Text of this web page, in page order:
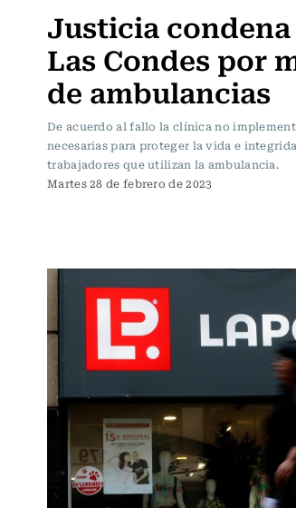
Justicia
Las Condes por
de ambulancias
De acuerdo al fallo la clínica no
necesarias para proteger la vida e
trabajadores que utilizan la ambulancia.
Martes 28 de febrero de 2023